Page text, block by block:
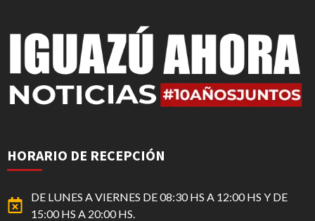
HORARIO DE RECEPCIÓN
DE LUNES A VIERNES DE 08:30 HS A 12:00 HS Y DE
15:00 HS A 20:00 HS.